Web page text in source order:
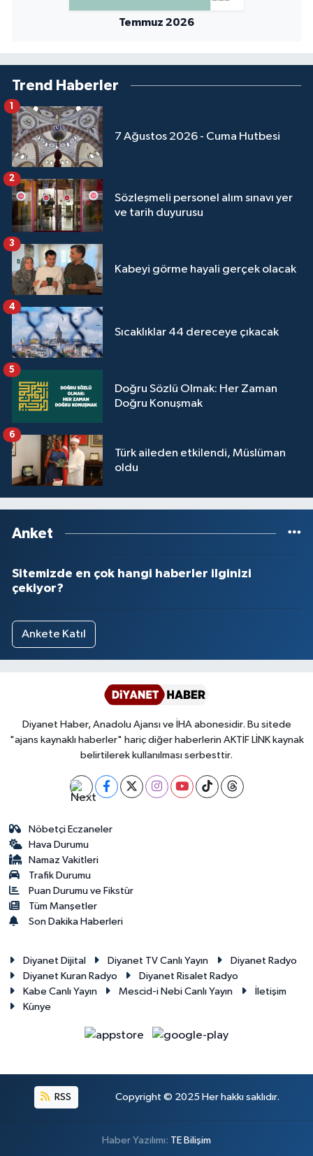
Temmuz 2026
Trend Haberler
7 Ağustos 2026 - Cuma Hutbesi
1
Sözleşmeli personel alım sınavı yer
ve tarih duyurusu
2
Kabeyi görme hayali gerçek olacak
3
Sıcaklıklar 44 dereceye çıkacak
4
Doğru Sözlü Olmak: Her Zaman
Doğru Konuşmak
5
Türk aileden etkilendi, Müslüman
oldu
6
Anket
Sitemizde en çok hangi haberler ilginizi
çekiyor?
Ankete Katıl
Diyanet Haber, Anadolu Ajansı ve İHA abonesidir. Bu sitede
"ajans kaynaklı haberler" hariç diğer haberlerin AKTİF LİNK kaynak
belirtilerek kullanılması serbesttir.
Nöbetçi Eczaneler
Hava Durumu
Namaz Vakitleri
Trafik Durumu
Puan Durumu ve Fikstür
Tüm Manşetler
Son Dakika Haberleri
Diyanet Dijital Diyanet TV Canlı Yayın
Diyanet Radyo
Diyanet Kuran Radyo
Diyanet Risalet Radyo
Kabe Canlı Yayın
Mescid-i Nebi Canlı Yayın
İletişim
Künye
RSS Copyright © 2025 Her hakkı saklıdır.
Haber Yazılımı: TE Bilişim